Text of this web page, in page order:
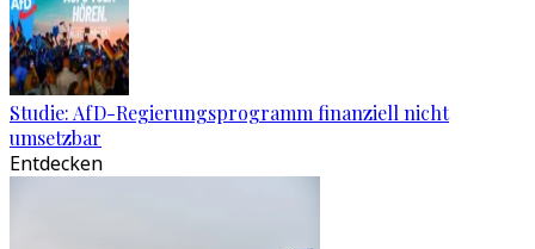
Studie: AfD-Regierungsprogramm finanziell nicht
umsetzbar
Entdecken